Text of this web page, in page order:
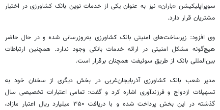
سوپراپلیکیشن «باران» نیز به عنوان یکی از خدمات نوین بانک کشاورزی در اختیار
مشتریان قرار دارد.
وی افزود: زیرساخت‌های امنیتی بانک کشاورزی به‌روزرسانی شده و در حال حاضر
هیچ‌گونه مشکل امنیتی در ارائه خدمات بانکی وجود ندارد. همچنین ارتباطات
بین‌المللی بانک از طریق سوئیفت همچنان برقرار است.
مدیر شعب بانک کشاورزی آذربایجان‌غربی در بخش دیگری از سخنان خود به
تسهیلات ازدواج و فرزندآوری اشاره کرد و گفت: تمامی اعتبارات تخصیصی سال
گذشته در این بخش پرداخت شده و با دریافت ۳۵۰ میلیارد ریال اعتبار مازاد،